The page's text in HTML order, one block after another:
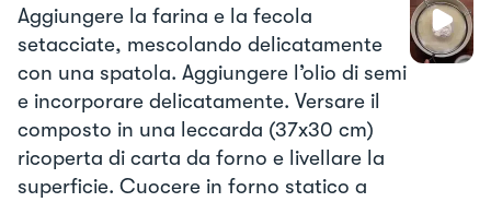
Aggiungere la farina e la fecola
setacciate, mescolando delicatamente
con una spatola. Aggiungere l’olio di semi
e incorporare delicatamente. Versare il
composto in una leccarda (37x30 cm)
ricoperta di carta da forno e livellare la
superficie. Cuocere in forno statico a